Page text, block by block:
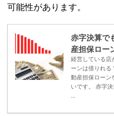
可能性があります。
赤字決算で
産担保ロー
経営している店
ーンは借りれる
動産担保ローン
いです。 赤字
...